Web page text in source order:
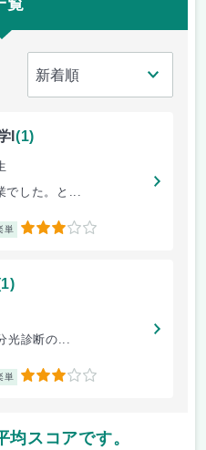
覧
I (1)
でした。と...
単 3
光診断の...
単 3
スコアです。